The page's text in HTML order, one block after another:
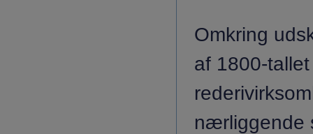
Omkring
af 1800-
nærliggende